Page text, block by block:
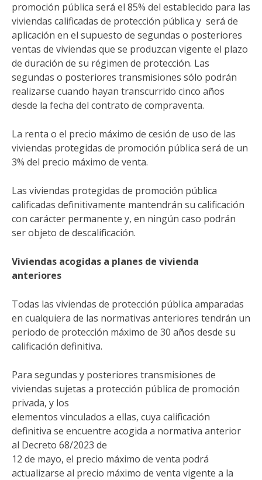
promoción pública será el 85% del establecido para las
viviendas calificadas de protección pública y será de
aplicación en el supuesto de segundas o posteriores
ventas de viviendas que se produzcan vigente el plazo
de duración de su régimen de protección. Las
segundas o posteriores transmisiones sólo podrán
realizarse cuando hayan transcurrido cinco años
desde la fecha del contrato de compraventa.
La renta o el precio máximo de cesión de uso de las
viviendas protegidas de promoción pública será de un
3% del precio máximo de venta.
Las viviendas protegidas de promoción pública
calificadas definitivamente mantendrán su calificación
con carácter permanente y, en ningún caso podrán
ser objeto de descalificación.
Viviendas acogidas a planes de vivienda
anteriores
Todas las viviendas de protección pública amparadas
en cualquiera de las normativas anteriores tendrán un
periodo de protección máximo de 30 años desde su
calificación definitiva.
Para segundas y posteriores transmisiones de
viviendas sujetas a protección pública de promoción
privada, y los
elementos vinculados a ellas, cuya calificación
definitiva se encuentre acogida a normativa anterior
al Decreto 68/2023 de
12 de mayo, el precio máximo de venta podrá
actualizarse al precio máximo de venta vigente a la